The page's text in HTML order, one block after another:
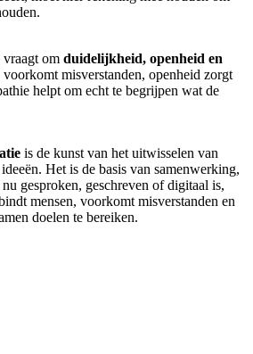
om duidelijkheid, openheid en
misverstanden, openheid zorgt
helpt om echt te begrijpen wat de
is de kunst van het uitwisselen van
Het is de basis van samenwerking,
gesproken, geschreven of digitaal is,
mensen, voorkomt misverstanden en
doelen te bereiken.